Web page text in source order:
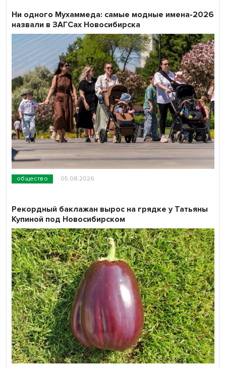
общество 05.08.2026
Ни одного Мухаммеда: самые модные имена-2026
назвали в ЗАГСах Новосибирска
Рекордный баклажан вырос на грядке у Татьяны
Купиной под Новосибирском